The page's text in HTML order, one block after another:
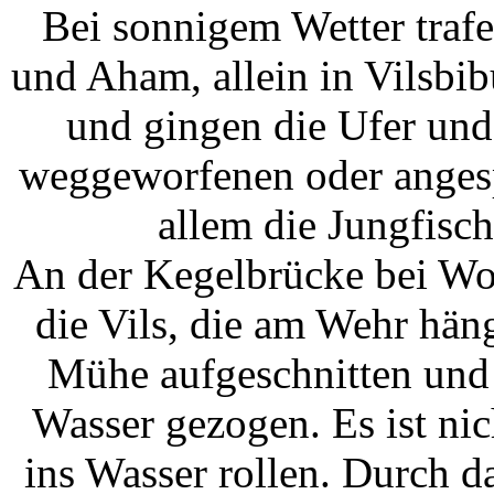
Bei sonnigem Wetter
und Aham, allein in
und gingen die Ufer
weggeworfenen oder
allem die
An der Kegelbrücke bei
die Vils, die am Wehr
Mühe aufgeschnitten
Wasser gezogen. Es ist
ins Wasser rollen. Durch